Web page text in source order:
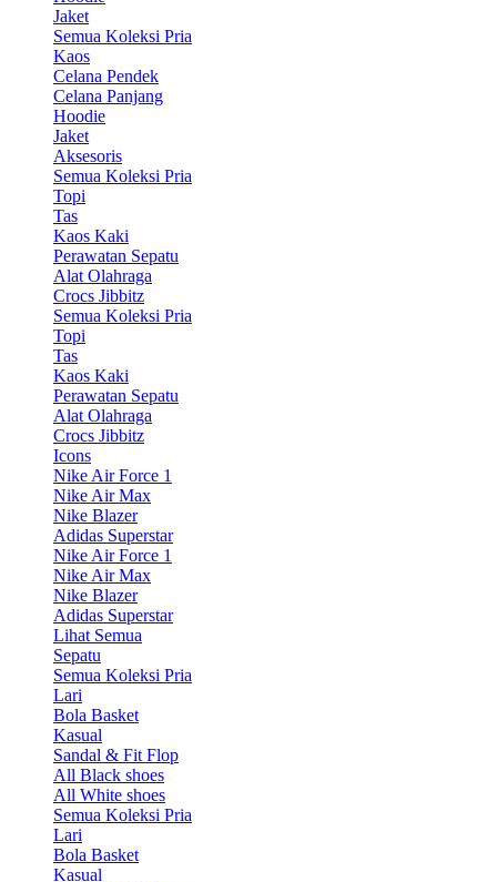
Jaket
Semua Koleksi Pria
Kaos
Celana Pendek
Celana Panjang
Hoodie
Jaket
Aksesoris
Semua Koleksi Pria
Topi
Tas
Kaos Kaki
Perawatan Sepatu
Alat Olahraga
Crocs Jibbitz
Semua Koleksi Pria
Topi
Tas
Kaos Kaki
Perawatan Sepatu
Alat Olahraga
Crocs Jibbitz
Icons
Nike Air Force 1
Nike Air Max
Nike Blazer
Adidas Superstar
Nike Air Force 1
Nike Air Max
Nike Blazer
Adidas Superstar
Lihat Semua
Sepatu
Semua Koleksi Pria
Lari
Bola Basket
Kasual
Sandal & Fit Flop
All Black shoes
All White shoes
Semua Koleksi Pria
Lari
Bola Basket
Kasual